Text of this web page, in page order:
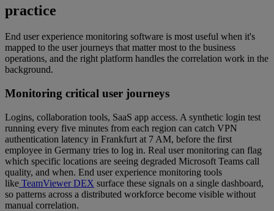
practice
End user experience monitoring software is most useful when it's
mapped to the user journeys that matter most to the business
operations, and the right platform handles the correlation work in the
background.
Monitoring critical user journeys
Logins, collaboration tools, SaaS app access. A synthetic login test
running every five minutes from each region can catch VPN
authentication latency in Frankfurt at 7 AM, before the first
employee in Germany tries to log in. Real user monitoring can flag
which specific locations are seeing degraded Microsoft Teams call
quality, and when. End user experience monitoring tools
like TeamViewer DEX surface these signals on a single dashboard,
so patterns across a distributed workforce become visible without
manual correlation.